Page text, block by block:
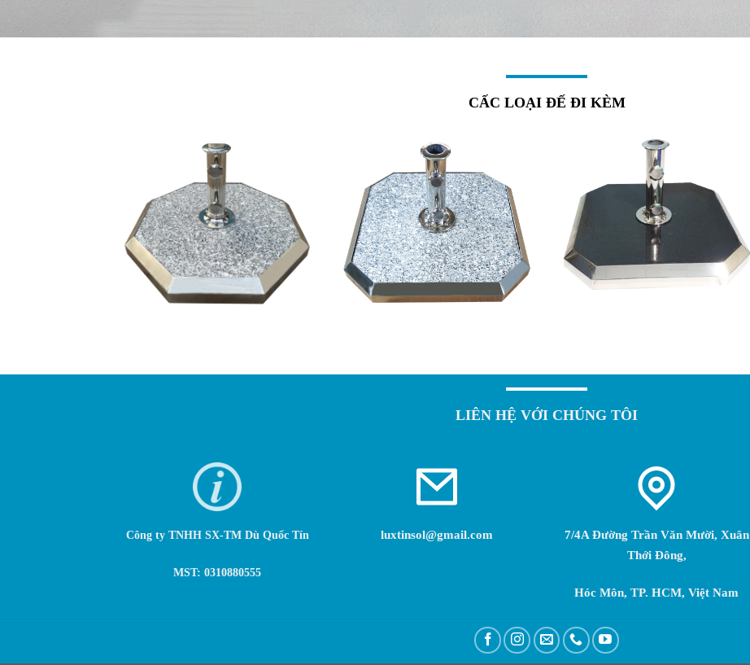
CẤC LOẠI ĐẾ ĐI KÈM
LIÊN HỆ VỚI CHÚNG TÔI
Công ty TNHH SX-TM Dù Quốc Tín
MST: 0310880555
luxtinsol@gmail.com
7/4A Đường Trần Văn Mười, Xuân
Thới Đông,
Hóc Môn, TP. HCM, Việt Nam